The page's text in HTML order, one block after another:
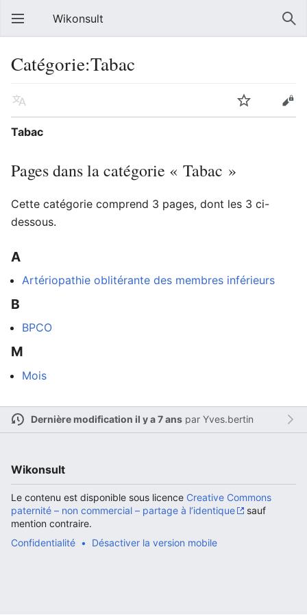
Ouvrir le menu principal
Wikonsult
Catégorie:Tabac
Tabac
Pages dans la catégorie « Tabac »
Cette catégorie comprend 3 pages, dont les 3 ci-
dessous.
A
Artériopathie oblitérante des membres inférieurs
B
BPCO
M
Mois
Dernière modification il y a 7 anspar Yves.bertin
Wikonsult
Le contenu est disponible sous licence Creative Commons
paternité – non commercial – partage à l’identique
sauf
mention contraire.
Confidentialité
Désactiver la version mobile